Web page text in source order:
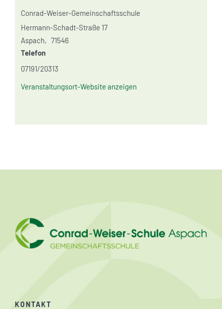
Conrad-Weiser-Gemeinschaftsschule
Hermann-Schadt-Straße 17
Aspach, 71546
Telefon
07191/20313
Veranstaltungsort-Website anzeigen
KONTAKT